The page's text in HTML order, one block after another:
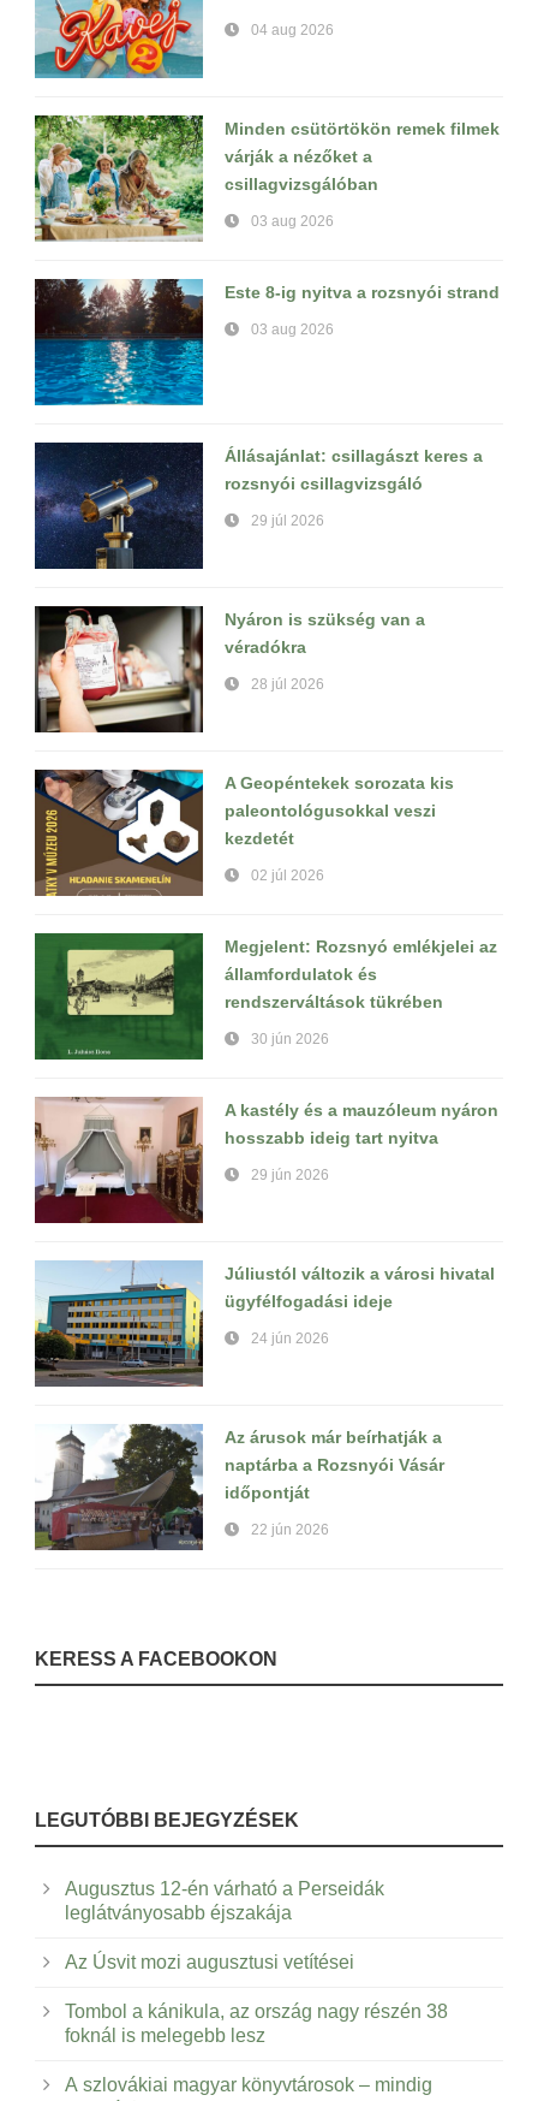
04 aug 2026
Minden csütörtökön remek filmek
várják a nézőket a
csillagvizsgálóban
03 aug 2026
Este 8-ig nyitva a rozsnyói strand
03 aug 2026
Állásajánlat: csillagászt keres a
rozsnyói csillagvizsgáló
29 júl 2026
Nyáron is szükség van a
véradókra
28 júl 2026
A Geopéntekek sorozata kis
paleontológusokkal veszi
kezdetét
02 júl 2026
Megjelent: Rozsnyó emlékjelei az
államfordulatok és
rendszerváltások tükrében
30 jún 2026
A kastély és a mauzóleum nyáron
hosszabb ideig tart nyitva
29 jún 2026
Júliustól változik a városi hivatal
ügyfélfogadási ideje
24 jún 2026
Az árusok már beírhatják a
naptárba a Rozsnyói Vásár
időpontját
22 jún 2026
KERESS A FACEBOOKON
LEGUTÓBBI BEJEGYZÉSEK
Augusztus 12-én várható a Perseidák
leglátványosabb éjszakája
Az Úsvit mozi augusztusi vetítései
Tombol a kánikula, az ország nagy részén 38
foknál is melegebb lesz
A szlovákiai magyar könyvtárosok – mindig